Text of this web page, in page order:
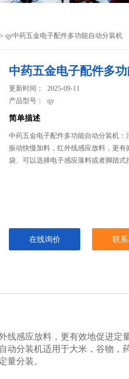
qy中药五金电子配件多功能自动分装机
中药五金电子配件多
更新时间： 2025-09-11
产品型号：qy
简单描述
中药五金电子配件多功能自动分装机
振动快慢加料，红外线感应放料，更
袋、可以选择电子感应落料或者脚踏式
在线询价 联
线感应放料，更有效地促进定
分装机适用于大米，谷物，
量分装。